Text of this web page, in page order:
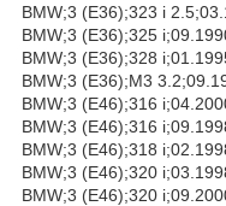
BMW;3 (E36);323 i
BMW;3 (E36);325
BMW;3 (E36);328
BMW;3 (E36);M3
BMW;3 (E46);316
BMW;3 (E46);316
BMW;3 (E46);318
BMW;3 (E46);320
BMW;3 (E46);320